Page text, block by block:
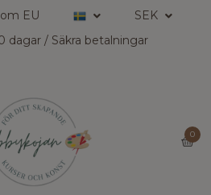
EU
SEK
dagar / Säkra betalningar
0